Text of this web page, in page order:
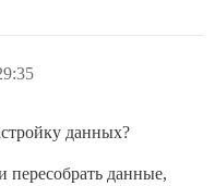
данных?
пересобрать данные,